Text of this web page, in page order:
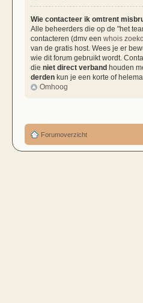
Wie contacteer ik omtrent
Alle beheerders die op de "het
contacteren (dmv een whois
van de gratis host. Wees je er
wie dit forum gebruikt wordt.
die niet direct verband houden
derden kun je een korte of
Omhoog
Forumoverzicht